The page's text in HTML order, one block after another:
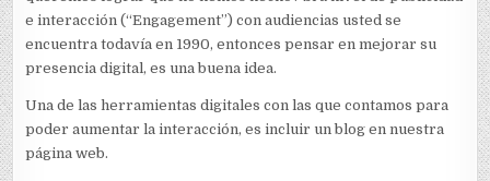
e interacción (“Engagement”) con audiencias usted se
encuentra todavía en 1990, entonces pensar en mejorar su
presencia digital, es una buena idea.
Una de las herramientas digitales con las que contamos para
poder aumentar la interacción, es incluir un blog en nuestra
página web.